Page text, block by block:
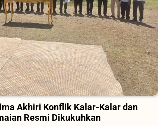
Akhiri Konflik Kalar-Kalar dan
Resmi Dikukuhkan